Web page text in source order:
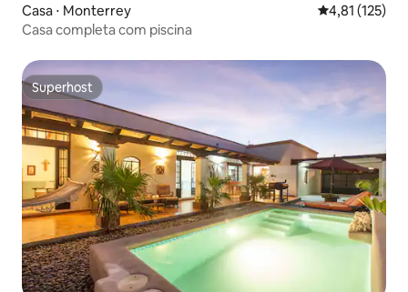
Casa ⋅ Monterrey 4,81 de uma
4,81 (125)
Casa completa com piscina
Superhost
Superhost